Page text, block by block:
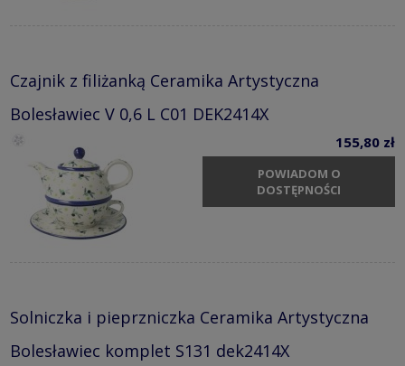
Czajnik z filiżanką Ceramika Artystyczna
Bolesławiec V 0,6 L C01 DEK2414X
155,80 zł
POWIADOM O
DOSTĘPNOŚCI
Solniczka i pieprzniczka Ceramika Artystyczna
Bolesławiec komplet S131 dek2414X